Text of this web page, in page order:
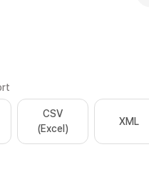
CSV
(Excel)
XML